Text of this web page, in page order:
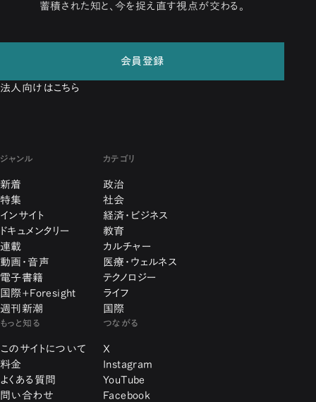
蓄積された知と、今を捉え直す視点が交わる。
会員登録
法人向けはこちら
ジャンル
新着
特集
インサイト
ドキュメンタリー
連載
動画・音声
電子書籍
国際+Foresight
週刊新潮
カテゴリ
政治
社会
経済・ビジネス
教育
カルチャー
医療・ウェルネス
テクノロジー
ライフ
国際
もっと知る
このサイトについて
料金
よくある質問
問い合わせ
つながる
X
Instagram
YouTube
Facebook